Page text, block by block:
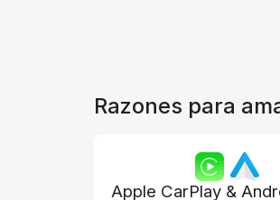
Razones para
Apple CarPlay &